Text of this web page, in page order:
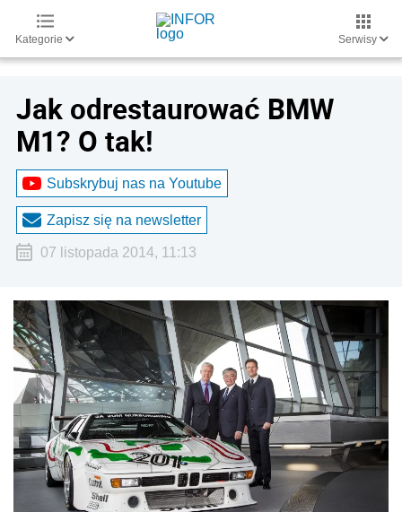
Kategorie Serwisy
Jak odrestaurować BMW
M1? O tak!
Subskrybuj nas na Youtube
Zapisz się na newsletter
07 listopada 2014, 11:13